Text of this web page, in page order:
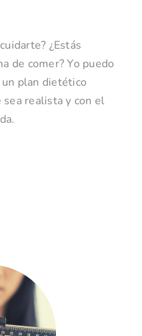
¿Estás
de comer? Yo puedo
plan dietético
sea realista y con el